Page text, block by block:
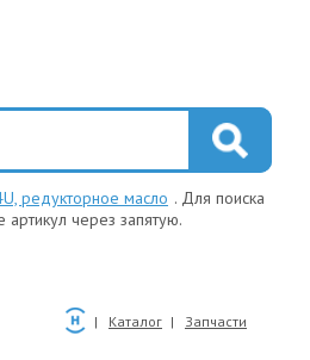
редукторное масло . Для поиска
артикул через запятую.
Каталог Запчасти